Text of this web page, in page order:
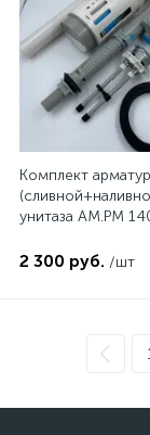
Комплект
унитаза AM.PM
2 300 руб. /шт